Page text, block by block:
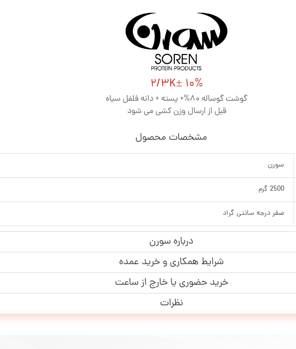
2/3K± 10%
گوشت گوساله 80%+ پسته + دانه فلفل سیاه
قبل از ارسال وزن کشی می شود
مشخصات محصول
سورن
2500 گرم
صفر درجه سانتی گراد
درباره سورن
شرایط همکاری و خرید عمده
خرید حضوری یا خارج از ساعت
نظرات